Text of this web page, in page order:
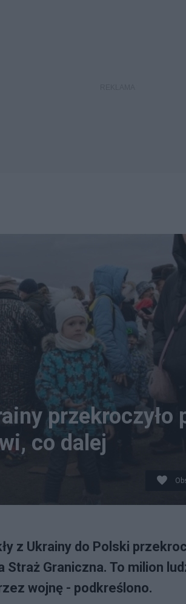
przekroczyło
co dalej
z Ukrainy do Polski
Graniczna. To milion
wojnę - podkreślono.